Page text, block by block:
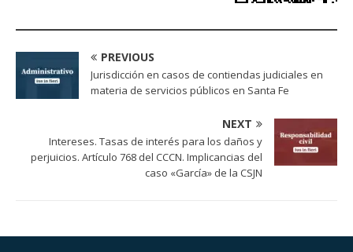
PREVIOUS
Jurisdicción en casos de contiendas judiciales en
materia de servicios públicos en Santa Fe
NEXT
Intereses. Tasas de interés para los daños y
perjuicios. Artículo 768 del CCCN. Implicancias del
caso «García» de la CSJN